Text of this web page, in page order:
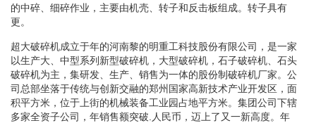
的中碎、细碎作业，主要由机壳、转子和反击板组成。转子具有
更。
超大破碎机成立于年的河南黎的明重工科技股份有限公司，是一家
以生产大、中型系列新型破碎机，大型破碎机，石子破碎机、石头
破碎机为主，集研发、生产、销售为一体的股份制破碎机厂家。公
司总部坐落于传统与创新交融的郑州国家高新技术产业开发区，面
积平方米，位于上街的机械装备工业园占地平方米。集团公司下辖
多家全资子公司，年销售额突破.人民币，迈上了又一新高度。年